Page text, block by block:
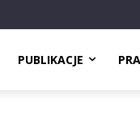
PUBLIKACJE